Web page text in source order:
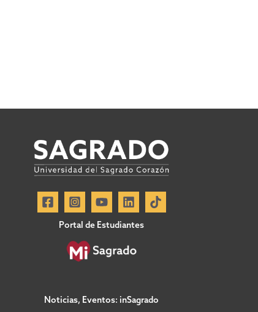
Portal de Estudiantes
Noticias, Eventos: inSagrado